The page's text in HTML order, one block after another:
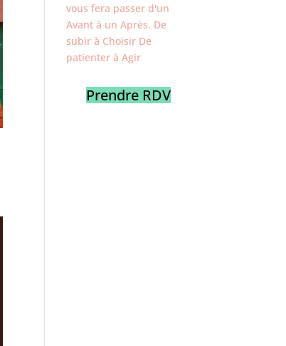
vous fera passer d'un
Avant à un Après. De
subir à Choisir De
patienter à Agir
Prendre RDV